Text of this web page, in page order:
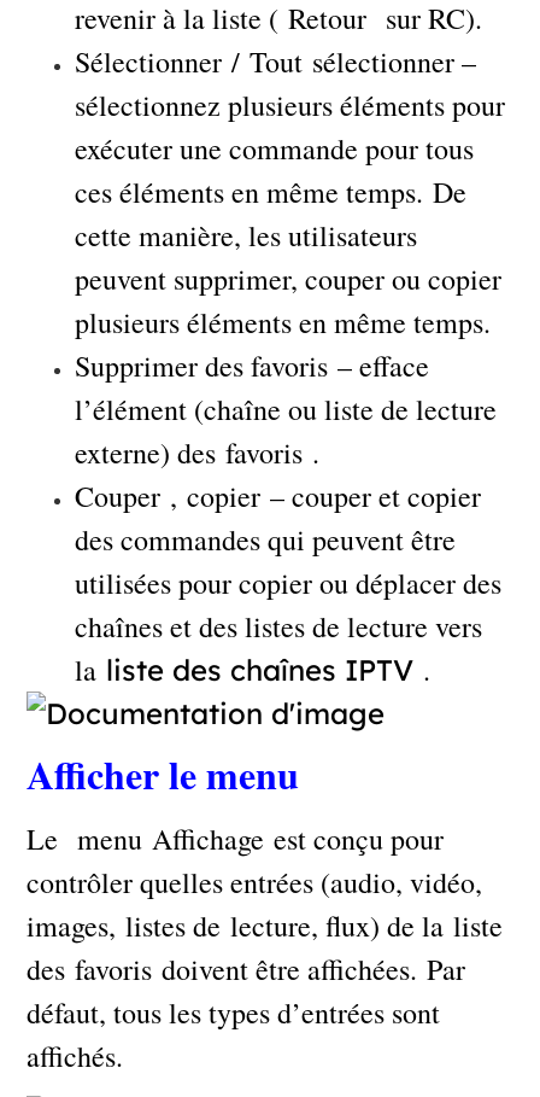
revenir à la liste ( Retour sur RC).
Sélectionner / Tout sélectionner –
sélectionnez plusieurs éléments pour
exécuter une commande pour tous
ces éléments en même temps. De
cette manière, les utilisateurs
peuvent supprimer, couper ou copier
plusieurs éléments en même temps.
Supprimer des favoris – efface
l’élément (chaîne ou liste de lecture
externe) des favoris .
Couper , copier – couper et copier
des commandes qui peuvent être
utilisées pour copier ou déplacer des
chaînes et des listes de lecture vers
la liste des chaînes IPTV .
Afficher le menu
Le menu Affichage est conçu pour
contrôler quelles entrées (audio, vidéo,
images, listes de lecture, flux) de la liste
des favoris doivent être affichées. Par
défaut, tous les types d’entrées sont
affichés.